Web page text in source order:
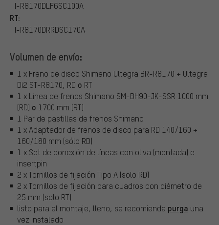
I-R8170DLF6SC100A
RT:
I-R8170DRRDSC170A
Volumen de envío:
1 x Freno de disco Shimano Ultegra BR-R8170 + Ultegra
Di2 ST-R8170, RD o RT
1 x Línea de frenos Shimano SM-BH90-JK-SSR 1000 mm
(RD) o 1700 mm (RT)
1 Par de pastillas de frenos Shimano
1 x Adaptador de frenos de disco para RD 140/160 +
160/180 mm (sólo RD)
1 x Set de conexión de líneas con oliva (montada) e
insertpin
2 x Tornillos de fijación Tipo A (solo RD)
2 x Tornillos de fijación para cuadros con diámetro de
25 mm (solo RT)
listo para el montaje, lleno, se recomienda purga una
vez instalado